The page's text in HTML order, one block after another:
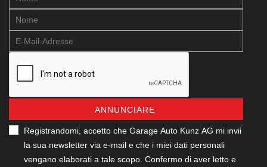
ANNUNCIARE
Registrandomi, accetto che Garage Auto Kunz AG mi invii
la sua newsletter via e-mail e che i miei dati personali
vengano elaborati a tale scopo. Confermo di aver letto e